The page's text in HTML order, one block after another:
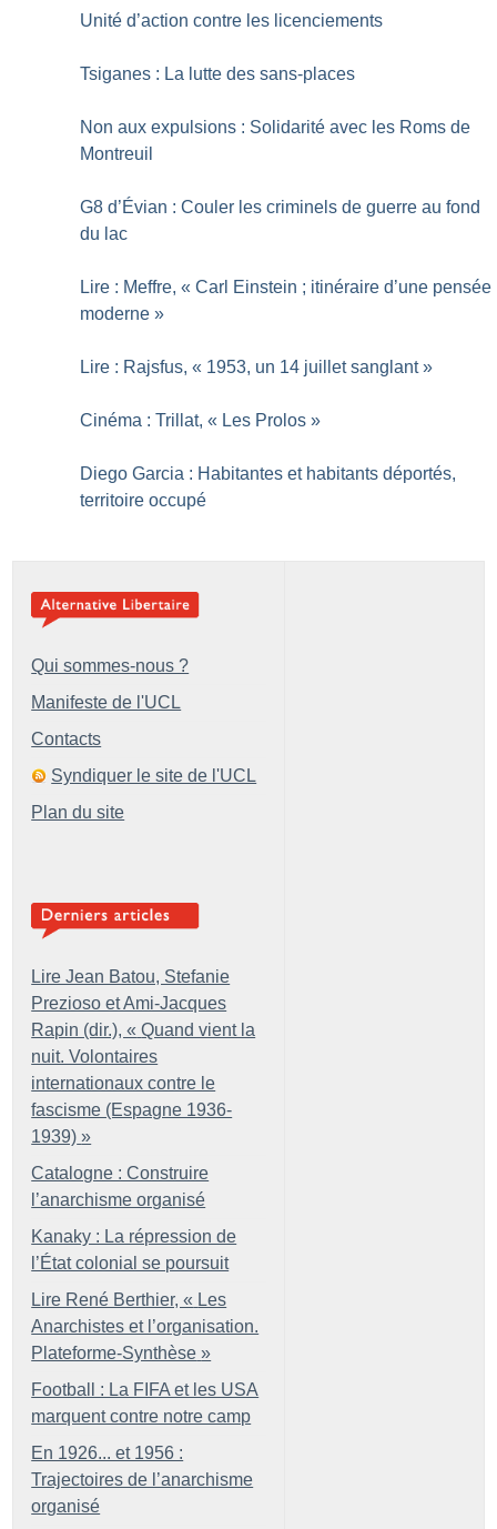
Unité d’action contre les licenciements
Tsiganes : La lutte des sans-places
Non aux expulsions : Solidarité avec les Roms de
Montreuil
G8 d’Évian : Couler les criminels de guerre au fond
du lac
Lire : Meffre, « Carl Einstein ; itinéraire d’une pensée
moderne »
Lire : Rajsfus, « 1953, un 14 juillet sanglant »
Cinéma : Trillat, « Les Prolos »
Diego Garcia : Habitantes et habitants déportés,
territoire occupé
Qui sommes-nous ?
Manifeste de l'UCL
Contacts
Syndiquer le site de l'UCL
Plan du site
Lire Jean Batou, Stefanie
Prezioso et Ami-Jacques
Rapin (dir.), « Quand vient la
nuit. Volontaires
internationaux contre le
fascisme (Espagne 1936-
1939) »
Catalogne : Construire
l’anarchisme organisé
Kanaky : La répression de
l’État colonial se poursuit
Lire René Berthier, « Les
Anarchistes et l’organisation.
Plateforme-Synthèse »
Football : La FIFA et les USA
marquent contre notre camp
En 1926... et 1956 :
Trajectoires de l’anarchisme
organisé